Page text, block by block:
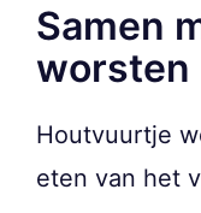
Samen
worsten
Houtvuurtje
eten van het